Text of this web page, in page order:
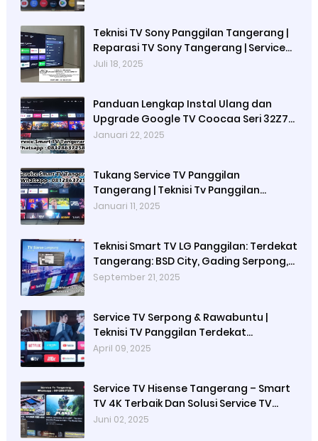
Teknisi TV Sony Panggilan Tangerang |
Reparasi TV Sony Tangerang | Service
TV Tangerang
Juli 18, 2025
Panduan Lengkap Instal Ulang dan
Upgrade Google TV Coocaa Seri 32Z72,
40Z72, dan 43Z72
Januari 22, 2025
Tukang Service TV Panggilan
Tangerang | Teknisi Tv Panggilan
Terdakat BSD City, Gading Serpong,
Januari 11, 2025
Teknisi Smart TV LG Panggilan: Terdekat
Tangerang: BSD City, Gading Serpong,
Melati Mas, Alam Sutera, Karawaci,
September 21, 2025
Service TV Serpong & Rawabuntu |
Teknisi TV Panggilan Terdekat
Tangerang
April 09, 2025
Service TV Hisense Tangerang – Smart
TV 4K Terbaik Dan Solusi Service TV
Tangerang | Reparasi Tv Panggilan
Juni 02, 2025